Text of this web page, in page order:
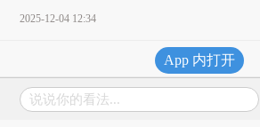
2025-12-04 12:34
加载更多评论
说说你的看法...
App 内打开